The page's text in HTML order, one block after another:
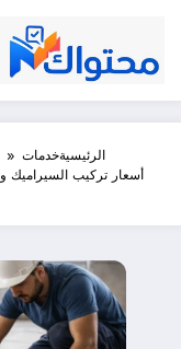
الرئيسيةخدمات